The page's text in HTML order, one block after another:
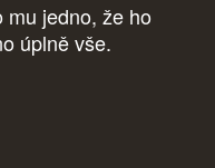
mu jedno, že ho
úplně vše.